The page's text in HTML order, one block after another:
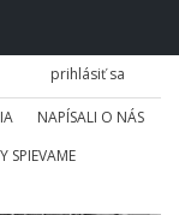
prihlásiť sa
NAPÍSALI O NÁS
SPIEVAME